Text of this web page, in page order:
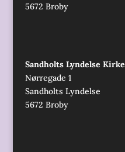
5672 Broby
Sandholts Lyndelse Kirke
Nørregade 1
Sandholts Lyndelse
5672 Broby